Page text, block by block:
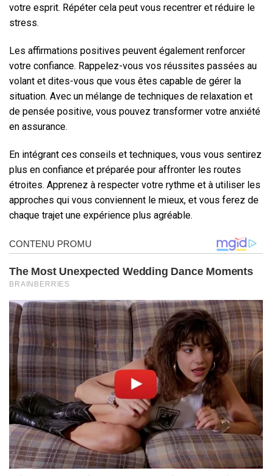
votre esprit. Répéter cela peut vous recentrer et réduire le
stress.
Les affirmations positives peuvent également renforcer
votre confiance. Rappelez-vous vos réussites passées au
volant et dites-vous que vous êtes capable de gérer la
situation. Avec un mélange de techniques de relaxation et
de pensée positive, vous pouvez transformer votre anxiété
en assurance.
En intégrant ces conseils et techniques, vous vous sentirez
plus en confiance et préparée pour affronter les routes
étroites. Apprenez à respecter votre rythme et à utiliser les
approches qui vous conviennent le mieux, et vous ferez de
chaque trajet une expérience plus agréable.